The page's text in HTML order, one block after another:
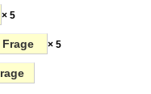
× 5
× 5